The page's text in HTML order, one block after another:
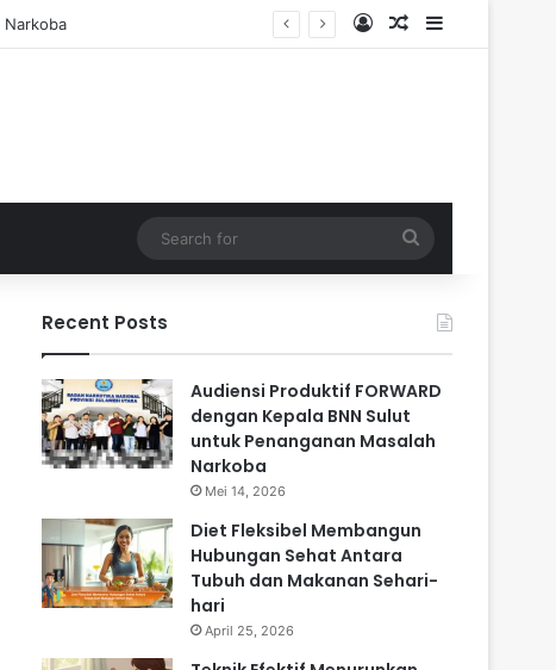
Log InRandom Article
Sidebar
for
Recent Posts
Audiensi Produktif FORWARD
dengan Kepala BNN Sulut
untuk Penanganan Masalah
Narkoba
Mei 14, 2026
Diet Fleksibel Membangun
Hubungan Sehat Antara
Tubuh dan Makanan Sehari-
hari
April 25, 2026